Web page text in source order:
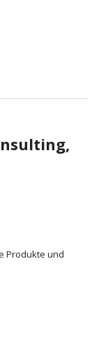
Produkte und